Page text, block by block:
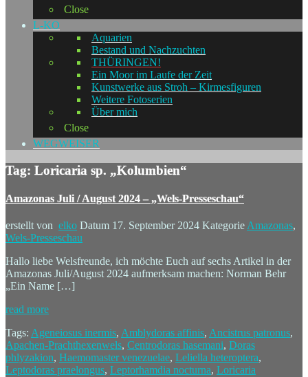
Close
L-KO
Aquarien
Bestand und Nachzuchten
THÜRINGEN!
Ein Moor im Laufe der Zeit
Kunstwerke aus Stroh – Kirmesfiguren
Weitere Fotoserien
Über mich
Close
WEGWEISER
Tag: Loricaria sp. „Kolumbien“
Amazonas Juli / August 2024 – „Wels-Presseschau“
erstellt von elko Datum 17. September 2024 Kategorie Amazonas,
Wels-Presseschau
Hallo liebe Welsfreunde, ich möchte Euch auf sechs Artikel in der
Amazonas Juli/August 2024 aufmerksam machen: Norman Behr
„Ein Name […]
read more
Tags: Ageneiosus inermis, Amblydoras affinis, Ancistrus patronus,
Apachen-Prachthexenwels, Centrodoras hasemani, Doras
phlyzakion, Haemomaster venezuelae, Leliella heteroptera,
Leptodoras praelongus, Leptorhamdia nocturna, Loricaria